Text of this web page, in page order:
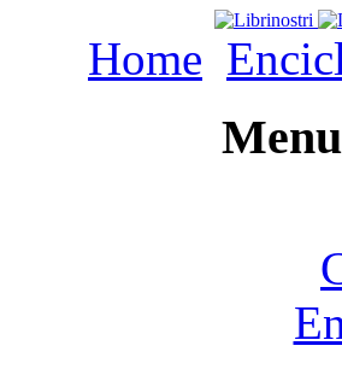
Home